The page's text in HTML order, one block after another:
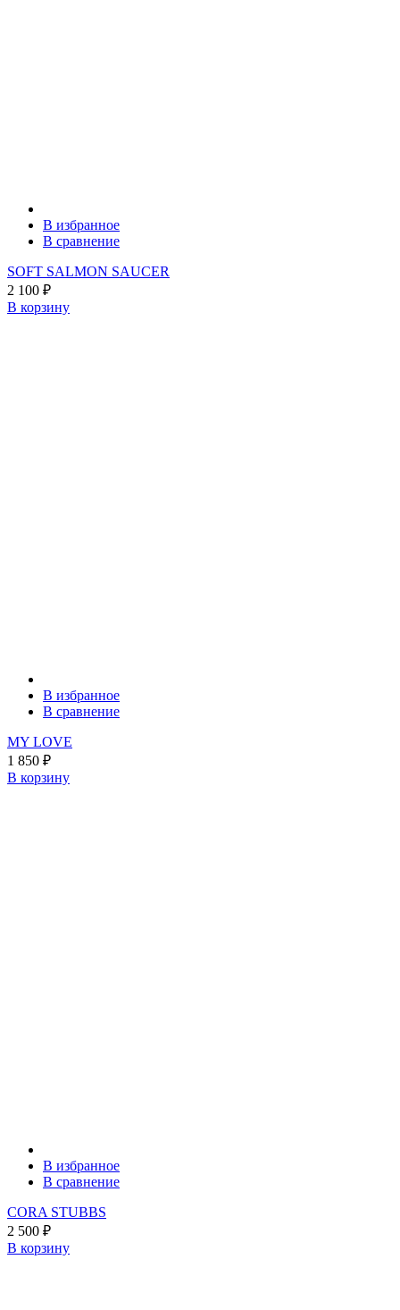
В избранное
В сравнение
SOFT SALMON SAUCER
2 100 ₽
В корзину
В избранное
В сравнение
MY LOVE
1 850 ₽
В корзину
В избранное
В сравнение
CORA STUBBS
2 500 ₽
В корзину